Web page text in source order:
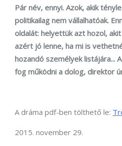
Pár név, ennyi. Azok, akik
politikailag nem vállalhatóak.
oldalát: helyettük azt hozol,
azért jó lenne, ha mi is
hozandó személyek listájára...
fog működni a dolog, direktor
A dráma pdf-ben tölthető le:
2015. november 29.